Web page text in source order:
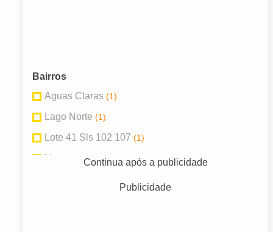
Bairros
Aguas Claras (1)
Lago Norte (1)
Lote 41 Sls 102 107 (1)
Norte Continua após a publicidade
Publicidade